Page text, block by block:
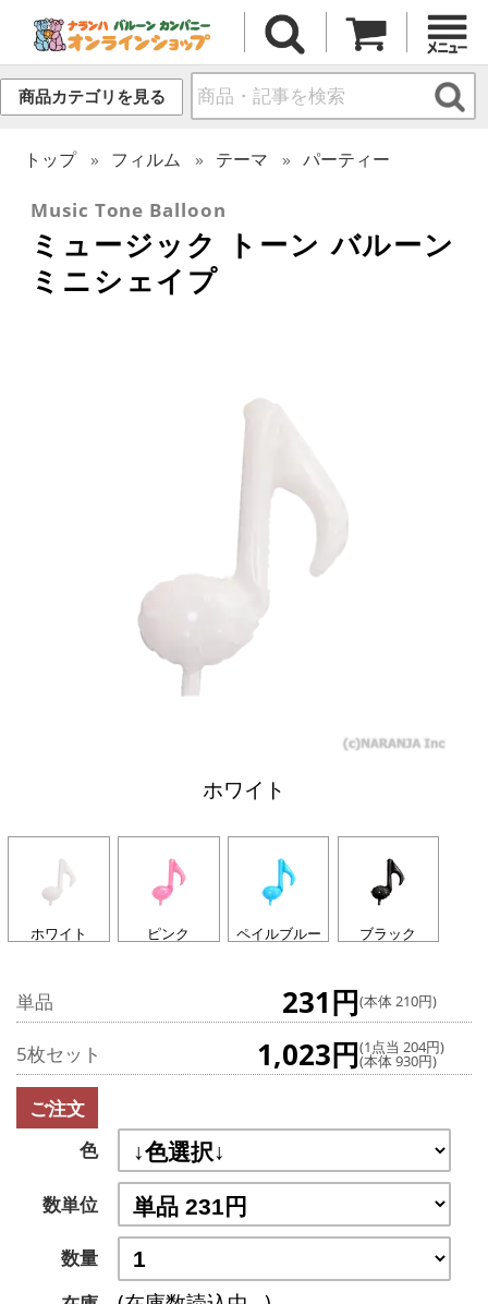
商品カテゴリを見る
トップ フィルム テーマ パーティー
Music Tone Balloon
ミュージック トーン バルーン
ミニシェイプ
ホワイト
ホワイト ピンク ペイルブルー ブラック
単品 231円(本体 210円)
5枚セット 1,023円(1点当 204円)
(本体 930円)
ご注文
色
数単位
数量